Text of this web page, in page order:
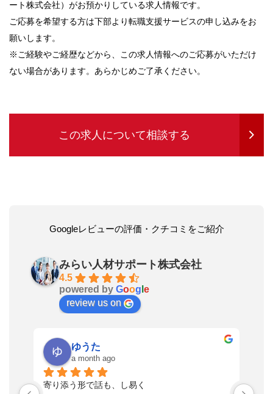
ート株式会社）がお預かりしている求人情報です。
ご応募を希望する方は下部より転職支援サービスの申し込みをお
願いします。
※ご経験やご経歴などから、この求人情報へのご応募がいただけ
ない場合があります。あらかじめご了承ください。
この求人について相談する
Googleレビューの評価・クチコミをご紹介
みらい人材サポート株式会社
4.5
powered by Goog e
review us on
ゆうた
a month ago
寄り添う形で話も、し易く